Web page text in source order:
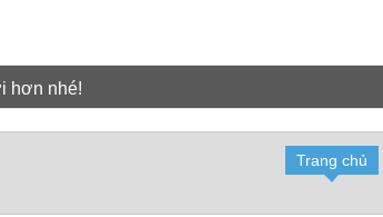
hơn nhé!
Trang chủ